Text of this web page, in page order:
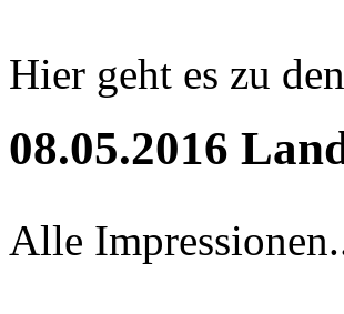
Hier geht es zu den
08.05.2016
Alle